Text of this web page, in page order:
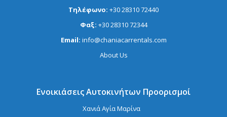
Τηλέφωνο: +30 28310 72440
Φαξ: +30 28310 72344
Email: info@chaniacarrentals.com
About Us
Ενοικιάσεις Αυτοκινήτων Προορισμοί
Χανιά Αγία Μαρίνα